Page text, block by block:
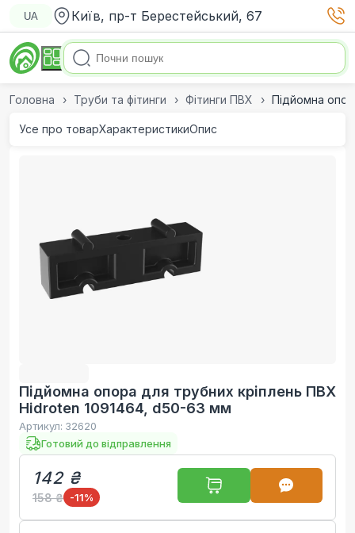
UA Київ, пр-т Берестейський, 67
Головна Труби та фітинги Фітинги ПВХ Підйомна
Усе про товарХарактеристикиОпис
Підйомна опора для трубних кріплень ПВХ
Hidroten 1091464, d50-63 мм
Артикул: 32620
Готовий до відправлення
142 ₴
158 ₴ -11%